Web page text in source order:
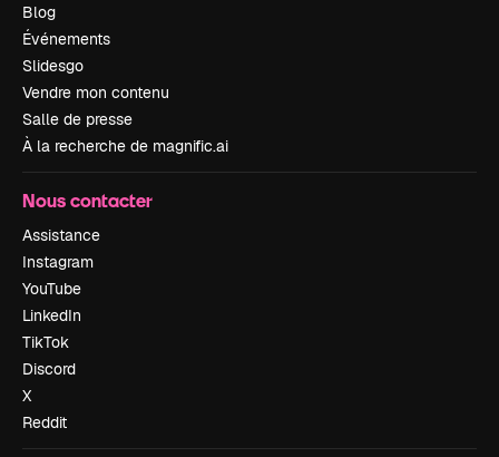
Blog
Événements
Slidesgo
Vendre mon contenu
Salle de presse
À la recherche de magnific.ai
Nous contacter
Assistance
Instagram
YouTube
LinkedIn
TikTok
Discord
X
Reddit